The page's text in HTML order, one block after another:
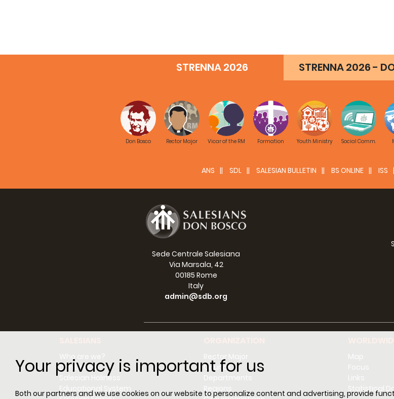
Your privacy is important for us
Both our partners and we use cookies on our website to personalize content and advertising, provide
STRENNA 2026 STRENNA 2026 -
Don Bosco Rector Major Vicar of the RM Formation Youth Ministry Social Comm.
ANS SDL SALESIAN BULLETIN BS ONLINE ISS
Sede Centrale Salesiana
Via Marsala, 42
00185 Rome
Italy
admin@sdb.org
Who are we?
Don Bosco
Salesian Holiness
Educational System
Rector Major
Council
Regions
Statistical